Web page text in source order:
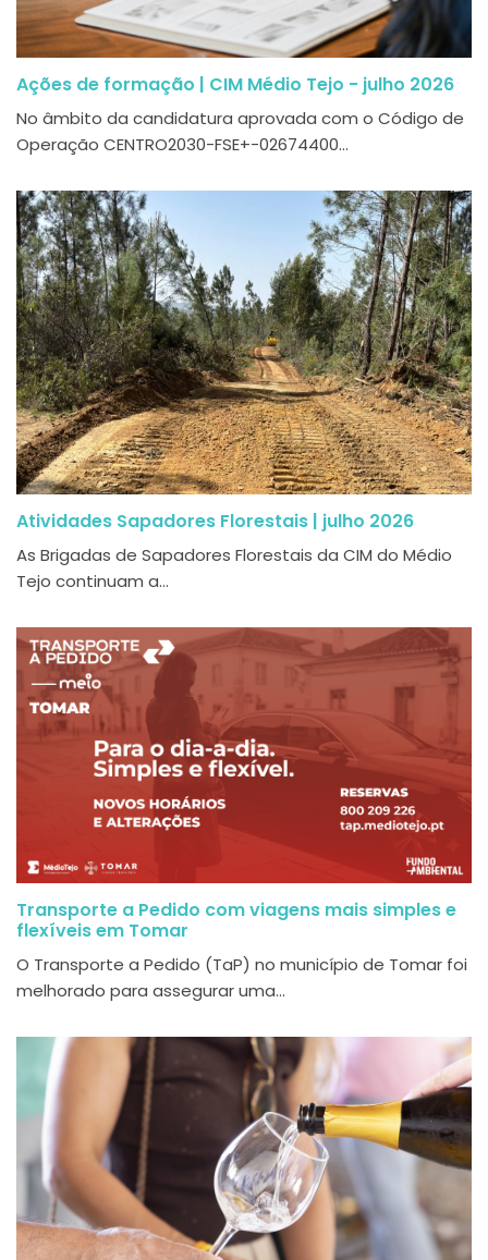
Ações de formação | CIM Médio Tejo - julho 2026
No âmbito da candidatura aprovada com o Código de
Operação CENTRO2030-FSE+-02674400...
Atividades Sapadores Florestais | julho 2026
As Brigadas de Sapadores Florestais da CIM do Médio
Tejo continuam a...
Transporte a Pedido com viagens mais simples e
flexíveis em Tomar
O Transporte a Pedido (TaP) no município de Tomar foi
melhorado para assegurar uma...